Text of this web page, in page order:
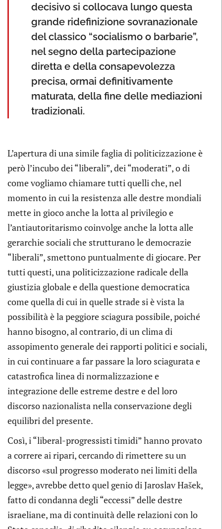
decisivo si collocava lungo questa
grande ridefinizione sovranazionale
del classico “socialismo o barbarie”,
nel segno della partecipazione
diretta e della consapevolezza
precisa, ormai definitivamente
maturata, della fine delle mediazioni
tradizionali.
L’apertura di una simile faglia di politicizzazione è
però l’incubo dei “liberali”, dei “moderati”, o di
come vogliamo chiamare tutti quelli che, nel
momento in cui la resistenza alle destre mondiali
mette in gioco anche la lotta al privilegio e
l’antiautoritarismo coinvolge anche la lotta alle
gerarchie sociali che strutturano le democrazie
“liberali”, smettono puntualmente di giocare. Per
tutti questi, una politicizzazione radicale della
giustizia globale e della questione democratica
come quella di cui in quelle strade si è vista la
possibilità è la peggiore sciagura possibile, poiché
hanno bisogno, al contrario, di un clima di
assopimento generale dei rapporti politici e sociali,
in cui continuare a far passare la loro sciagurata e
catastrofica linea di normalizzazione e
integrazione delle estreme destre e del loro
discorso nazionalista nella conservazione degli
equilibri del presente.
Così, i “liberal-progressisti timidi” hanno provato
a correre ai ripari, cercando di rimettere su un
discorso «sul progresso moderato nei limiti della
legge», avrebbe detto quel genio di Jaroslav Hašek,
fatto di condanna degli “eccessi” delle destre
israeliane, ma di continuità delle relazioni con lo